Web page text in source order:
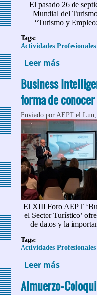
El pasado 26 de
Mundial del
“Turismo y
Tags:
Actividades Profesionales
Leer más
turístico
Business
forma de
Enviado porAEPT el Lun,
El XIII Foro AEPT
el Sector Turístico’
de datos y la
Tags:
Actividades Profesionales
Leer más sobre
mejor
Almuerzo-